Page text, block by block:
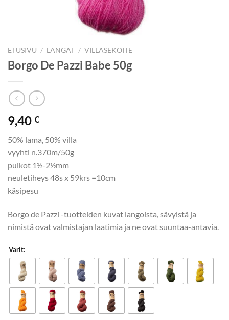
ETUSIVU / LANGAT / VILLASEKOITE
Borgo De Pazzi Babe 50g
9,40 €
50% lama, 50% villa
vyyhti n.370m/50g
puikot 1½-2½mm
neuletiheys 48s x 59krs =10cm
käsipesu
Borgo de Pazzi -tuotteiden kuvat langoista, sävyistä ja
nimistä ovat valmistajan laatimia ja ne ovat suuntaa-antavia.
Värit: